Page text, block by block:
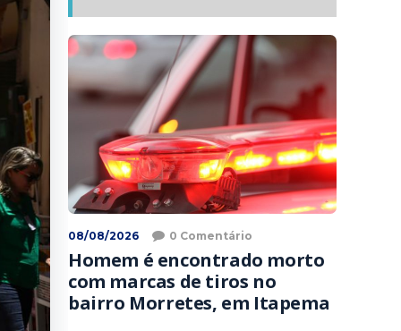
08/08/2026 0 Comentário
Homem é encontrado morto
com marcas de tiros no
bairro Morretes, em Itapema